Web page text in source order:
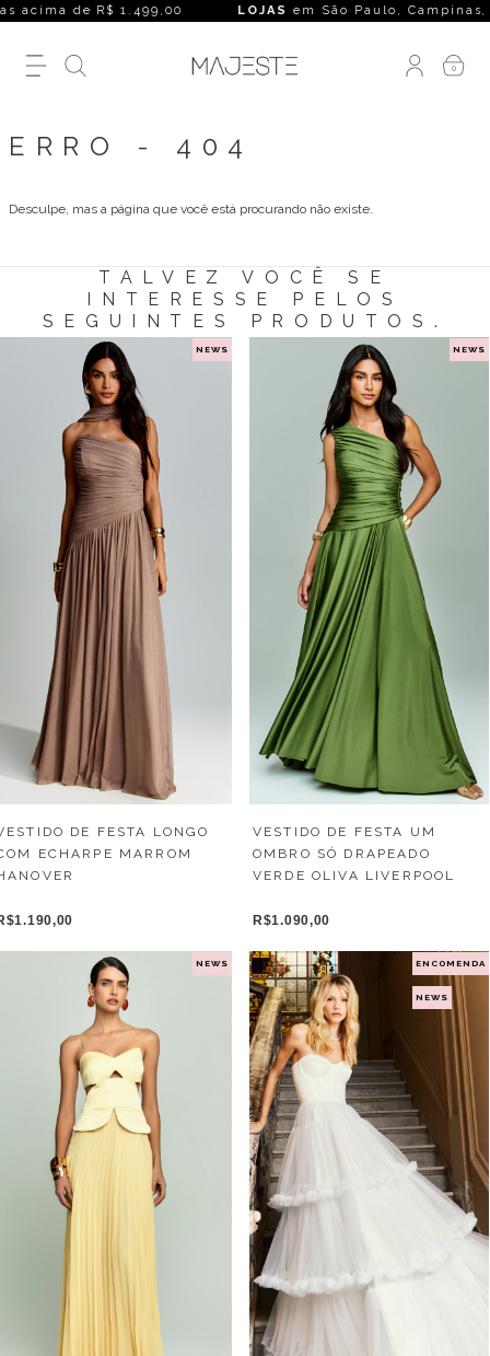
acima de R$ 1.499,00 LOJASem São Paulo, Campinas,
0
ERRO - 404
Desculpe, mas a página que você está procurando não existe.
TALVEZ VOCÊ SE
INTERESSE PELOS
SEGUINTES PRODUTOS.
NEWS
DE FESTA LONGO
ECHARPE MARROM
NEWS
VESTIDO DE FESTA UM
OMBRO SÓ DRAPEADO
VERDE OLIVA LIVERPOOL
R$1.090,00
NEWS ENCOMENDA
NEWS